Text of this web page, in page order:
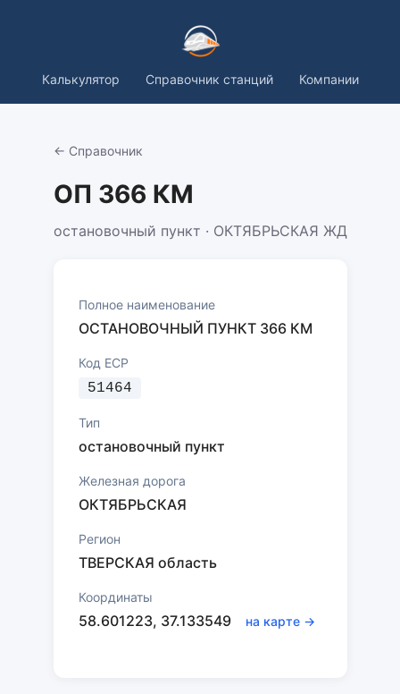
Калькулятор Справочник станций Компании
← Справочник
ОП 366 КМ
остановочный пункт · ОКТЯБРЬСКАЯ ЖД
Полное наименование
ОСТАНОВОЧНЫЙ ПУНКТ 366 КМ
Код ЕСР
51464
Тип
остановочный пункт
Железная дорога
ОКТЯБРЬСКАЯ
Регион
ТВЕРСКАЯ область
Координаты
58.601223, 37.133549 на карте →